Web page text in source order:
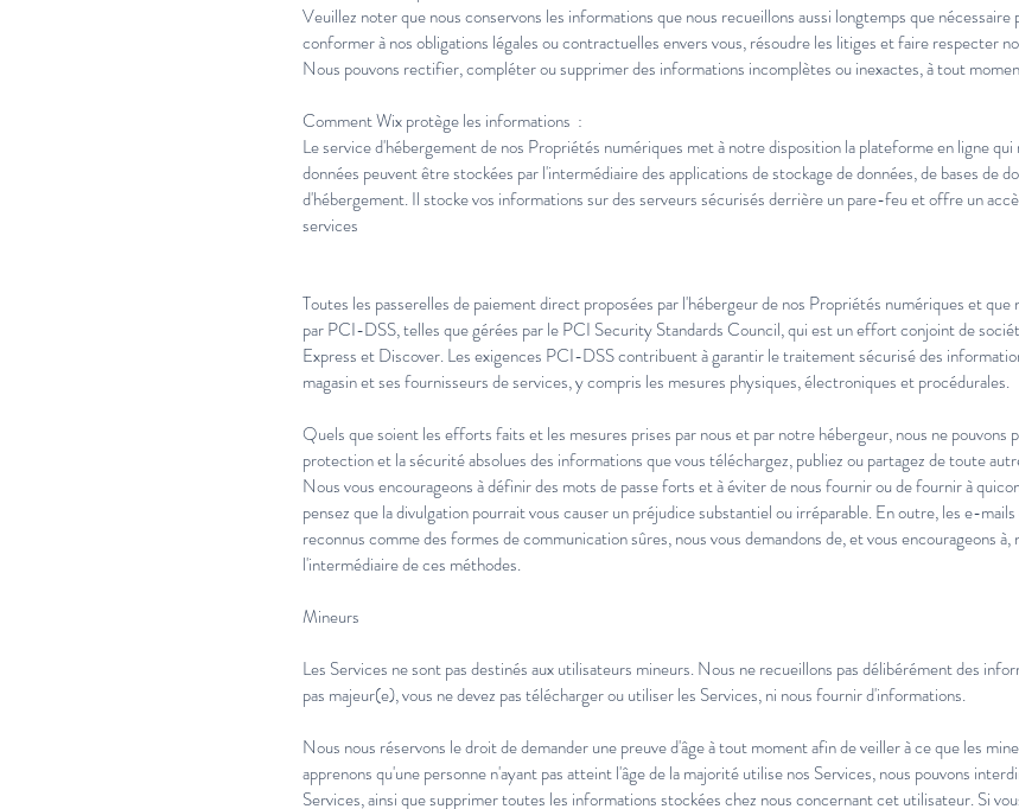
Veuillez noter que nous conservons les informations que nous recueillons aussi longtemps que
conformer à nos obligations légales ou contractuelles envers vous, résoudre les litiges et faire respecter
Nous pouvons rectifier, compléter ou supprimer des informations incomplètes ou inexactes, à tout
Comment Wix protège les informations :
Le service d'hébergement de nos Propriétés numériques met à notre disposition la plateforme en ligne
données peuvent être stockées par l'intermédiaire des applications de stockage de données, de bases de
d'hébergement. Il stocke vos informations sur des serveurs sécurisés derrière un pare-feu et offre un
services
Toutes les passerelles de paiement direct proposées par l'hébergeur de nos Propriétés numériques et
par PCI-DSS, telles que gérées par le PCI Security Standards Council, qui est un effort conjoint de
Express et Discover. Les exigences PCI-DSS contribuent à garantir le traitement sécurisé des
magasin et ses fournisseurs de services, y compris les mesures physiques, électroniques et procédurales.
Quels que soient les efforts faits et les mesures prises par nous et par notre hébergeur, nous ne pouvons
protection et la sécurité absolues des informations que vous téléchargez, publiez ou partagez de toute
Nous vous encourageons à définir des mots de passe forts et à éviter de nous fournir ou de fournir à
pensez que la divulgation pourrait vous causer un préjudice substantiel ou irréparable. En outre, les e-
reconnus comme des formes de communication sûres, nous vous demandons de, et vous encourageons
l'intermédiaire de ces méthodes.
Mineurs
Les Services ne sont pas destinés aux utilisateurs mineurs. Nous ne recueillons pas délibérément des
pas majeur(e), vous ne devez pas télécharger ou utiliser les Services, ni nous fournir d'informations.
Nous nous réservons le droit de demander une preuve d'âge à tout moment afin de veiller à ce que les
apprenons qu'une personne n'ayant pas atteint l'âge de la majorité utilise nos Services, nous pouvons
Services, ainsi que supprimer toutes les informations stockées chez nous concernant cet utilisateur. Si